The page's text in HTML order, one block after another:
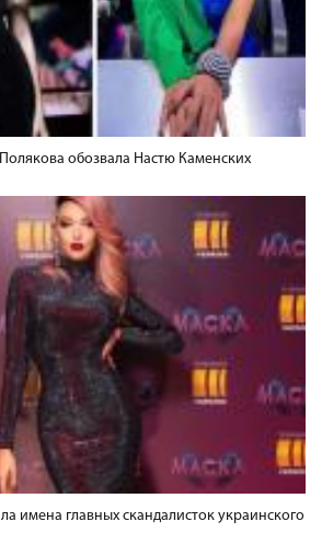
обозвала Настю Каменских
имена главных скандалисток украинского